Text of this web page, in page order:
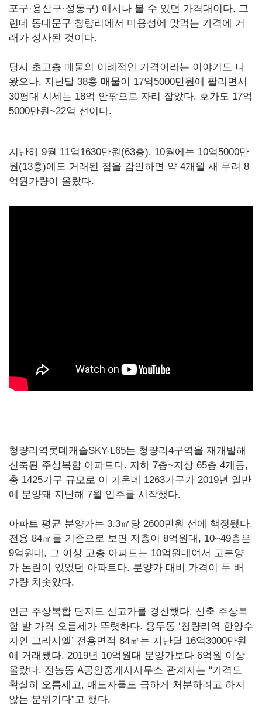
포구·용산구·성동구) 에서나 볼 수 있던 가격대이다. 그
런데 동대문구 청량리에서 마용성에 맞먹는 가격에 거
래가 성사된 것이다.
당시 초고층 매물의 이례적인 가격이라는 이야기도 나
왔으나, 지난달 38층 매물이 17억5000만원에 팔리면서
30평대 시세는 18억 안팎으로 자리 잡았다. 호가도 17억
5000만원~22억 선이다.
지난해 9월 11억1630만원(63층), 10월에는 10억5000만
원(13층)에도 거래된 점을 감안하면 약 4개월 새 무려 8
억원가량이 올랐다.
청량리역롯데캐슬SKY-L65는 청량리4구역을 재개발해
신축된 주상복합 아파트다. 지하 7층~지상 65층 4개동,
총 1425가구 규모로 이 가운데 1263가구가 2019년 일반
에 분양돼 지난해 7월 입주를 시작했다.
아파트 평균 분양가는 3.3㎡당 2600만원 선에 책정됐다.
전용 84㎡를 기준으로 보면 저층이 8억원대, 10~49층은
9억원대, 그 이상 고층 아파트는 10억원대여서 고분양
가 논란이 있었던 아파트다. 분양가 대비 가격이 두 배
가량 치솟았다.
인근 주상복합 단지도 신고가를 경신했다. 신축 주상복
합 발 가격 오름세가 뚜렷하다. 용두동 ‘청량리역 한양수
자인 그라시엘’ 전용면적 84㎡는 지난달 16억3000만원
에 거래됐다. 2019년 10억원대 분양가보다 6억원 이상
올랐다. 전농동 A공인중개사사무소 관계자는 “가격도
확실히 오름세고, 매도자들도 급하게 처분하려고 하지
않는 분위기다”고 했다.